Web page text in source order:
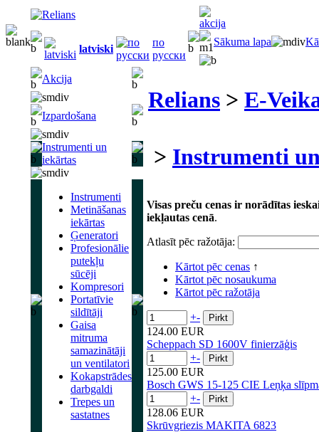
latviski
по
русски
Sākuma lapa
Akcija
Izpardošana
Instrumenti un
iekārtas
Instrumenti
Metināšanas
iekārtas
Ģeneratori
Profesionālie
putekļu
sūcēji
Kompresori
Portatīvie
sildītāji
Gaisa
mitruma
samazinātāji
un ventilatori
Kokapstrādes
darbgaldi
Trepes un
sastatnes
Relians > E-
> Instrumenti
Visas preču cenas ir norādītas
iekļautas cenā.
Atlasīt pēc ražotāja:
Kārtot pēc cenas ↑
Kārtot pēc nosaukuma
Kārtot pēc ražotāja
+-
124.00 EUR
Scheppach SD 1600V finierzāģis
+-
125.00 EUR
Bosch GWS 15-125 CIE Leņķa
+-
128.06 EUR
Skrūvgriezis MAKITA 6823